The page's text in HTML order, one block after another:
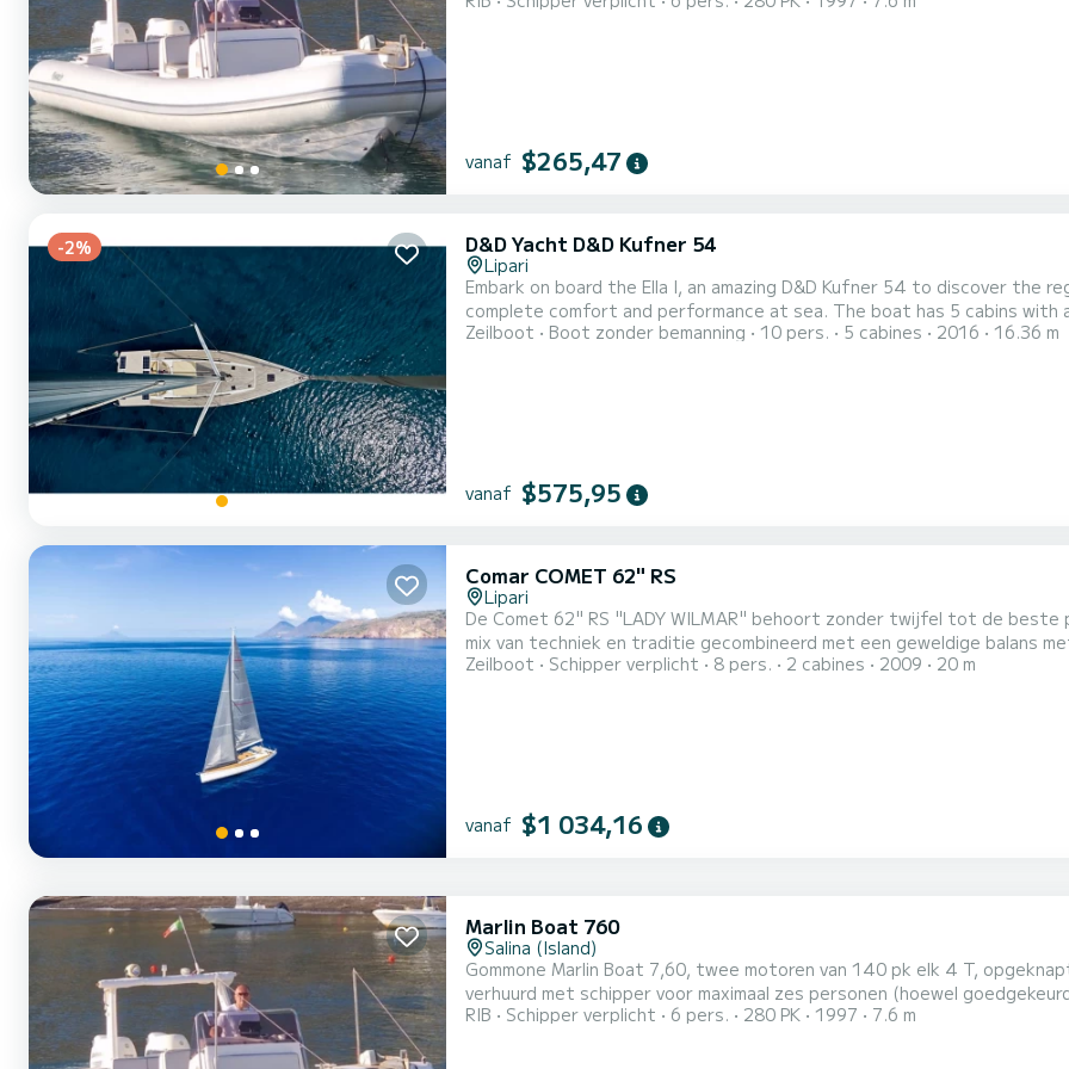
vanaf $265,47
-2% D&D Yacht D&D Kufner 54
Lipari
Embark on board the Ella I, an amazing D&D Kufner 54 to discover the
complete comfort and performance at sea. The boat has 5 cabins with all comfort and a capacity of 10 people. With an overall
length of 16 meters, it will be your best ally to spend an exceptional vacation on
Zeilboot Boot zonder bemanning 10 pers. 5 cabines 2016 16.36 m
vanaf $575,95
Comar COMET 62" RS
Lipari
De Comet 62" RS "LADY WILMAR" behoort zonder twijfel tot de beste
mix van techniek en traditie gecombineerd met een geweldige balans
luxueus zeiljacht van 20 meter met alle comfort dat gewenst kan
Zeilboot Schipper verplicht 8 pers. 2 cabines 2009 20 m
vanaf $1 034,16
Marlin Boat 760
Salina (Island)
Gommone Marlin Boat 7,60, twee motoren van 140 pk elk 4 T,
verhuurd met schipper voor maximaal zes personen (hoewel
ontspannende dag wordt voor de gebruikers. Ideaal om rond te varen in
RIB Schipper verplicht 6 pers. 280 PK 1997 7.6 m